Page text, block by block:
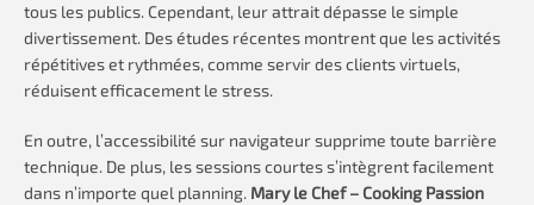
tous les publics. Cependant, leur attrait dépasse le simple
divertissement. Des études récentes montrent que les activités
répétitives et rythmées, comme servir des clients virtuels,
réduisent efficacement le stress.
En outre, l’accessibilité sur navigateur supprime toute barrière
technique. De plus, les sessions courtes s’intègrent facilement
dans n’importe quel planning. Mary le Chef – Cooking Passion